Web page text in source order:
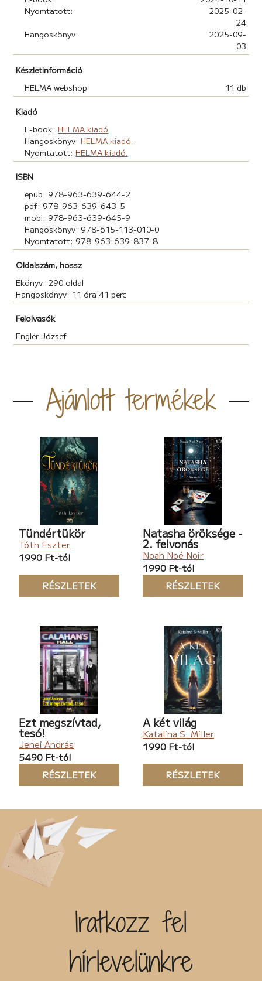
Nyomtatott:
2025-02-
24
Hangoskönyv:
2025-09-
03
Készletinformáció
HELMA webshop
11 db
Kiadó
E-book: HELMA kiadó
Hangoskönyv: HELMA kiadó.
Nyomtatott: HELMA kiadó.
ISBN
epub: 978-963-639-644-2
pdf: 978-963-639-643-5
mobi: 978-963-639-645-9
Hangoskönyv: 978-615-113-010-0
Nyomtatott: 978-963-639-837-8
Oldalszám, hossz
Ekönyv: 290 oldal
Hangoskönyv: 11 óra 41 perc
Felolvasók
Engler József
Ajánlott termékek
Tündértükör
Tóth Eszter
1990 Ft-tól
RÉSZLETEK
Natasha öröksége -
2. felvonás
Noah Noé Noir
1990 Ft-tól
RÉSZLETEK
Ezt megszívtad,
tesó!
Jenei András
5490 Ft-tól
RÉSZLETEK
A két világ
Katalina S. Miller
1990 Ft-tól
RÉSZLETEK
Iratkozz fel
hírlevelünkre